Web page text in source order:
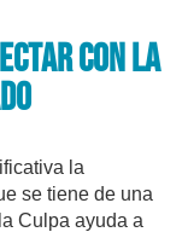
con la
la
se tiene de una
Culpa ayuda a